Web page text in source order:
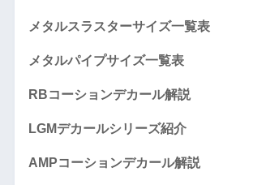
メタルスラスターサイズ一覧表
メタルパイプサイズ一覧表
RBコーションデカール解説
LGMデカールシリーズ紹介
AMPコーションデカール解説